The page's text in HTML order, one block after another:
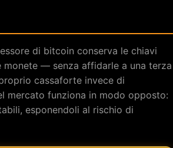
di bitcoin conserva le chiavi
— senza affidarle a una terza
cassaforte invece di
mercato funziona in modo opposto:
esponendoli al rischio di